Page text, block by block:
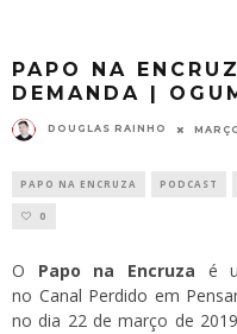
PAPO NA
DEMANDA |
DOUGLAS RAINHO
PAPO NA ENCRUZA PODCAST
0
O Papo na Encruza é
no Canal Perdido em
no dia 22 de março de